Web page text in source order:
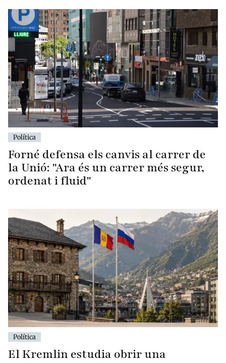
Política
Forné defensa els canvis al carrer de
la Unió: "Ara és un carrer més segur,
ordenat i fluid"
Política
El Kremlin estudia obrir una
ambaixada a Andorra